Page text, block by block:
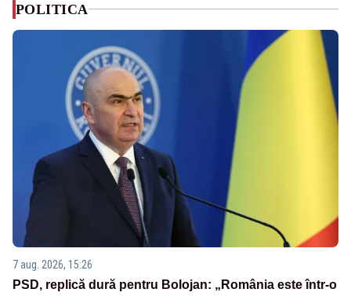
POLITICA
7 aug. 2026, 15:26
PSD, replică dură pentru Bolojan: „România este într-o